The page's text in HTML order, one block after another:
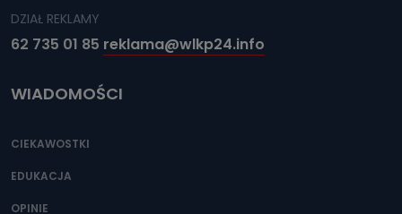
DZIAŁ REKLAMY
62 735 01 85 reklama@wlkp24.info
WIADOMOŚCI
CIEKAWOSTKI
EDUKACJA
OPINIE